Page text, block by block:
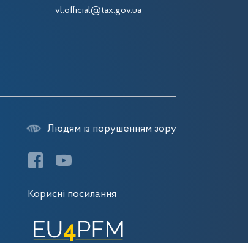
vl.official@tax.gov.ua
Людям із порушенням зору
Корисні посилання